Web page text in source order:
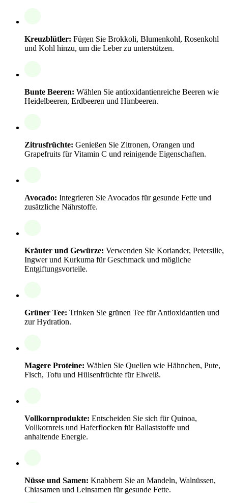
Kreuzblütler: Fügen Sie Brokkoli, Blumenkohl, Rosenkohl
und Kohl hinzu, um die Leber zu unterstützen.
Bunte Beeren: Wählen Sie antioxidantienreiche Beeren wie
Heidelbeeren, Erdbeeren und Himbeeren.
Zitrusfrüchte: Genießen Sie Zitronen, Orangen und
Grapefruits für Vitamin C und reinigende Eigenschaften.
Avocado: Integrieren Sie Avocados für gesunde Fette und
zusätzliche Nährstoffe.
Kräuter und Gewürze: Verwenden Sie Koriander, Petersilie,
Ingwer und Kurkuma für Geschmack und mögliche
Entgiftungsvorteile.
Grüner Tee: Trinken Sie grünen Tee für Antioxidantien und
zur Hydration.
Magere Proteine: Wählen Sie Quellen wie Hähnchen, Pute,
Fisch, Tofu und Hülsenfrüchte für Eiweiß.
Vollkornprodukte: Entscheiden Sie sich für Quinoa,
Vollkornreis und Haferflocken für Ballaststoffe und
anhaltende Energie.
Nüsse und Samen: Knabbern Sie an Mandeln, Walnüssen,
Chiasamen und Leinsamen für gesunde Fette.